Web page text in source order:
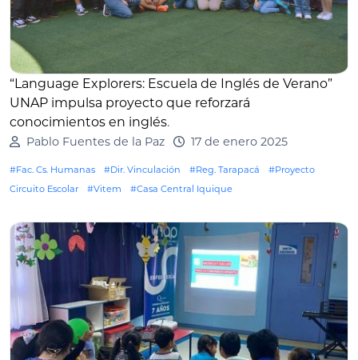
“Language Explorers: Escuela de Inglés de Verano”
UNAP impulsa proyecto que reforzará
conocimientos en inglés.
Pablo Fuentes de la Paz 17 de enero 2025
#Fac. Cs. Humanas #Dir. Vinculación #Reg. Tarapacá
#Proyecto
Circuito Escolar
#Vitem #Casa Central Iquique